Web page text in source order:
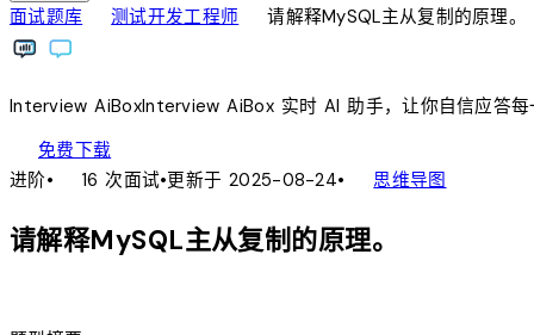
面试题库chevron_right测试开发工程师chevron_right请解释MySQL主从复制的原理。
InterviewAiBoxInterviewAiBox实时 AI 助手，让你自信应答每
免费下载
进阶• 16 次面试•更新于 2025-08-24• account_tree思维导图
请解释MySQL主从复制的原理。